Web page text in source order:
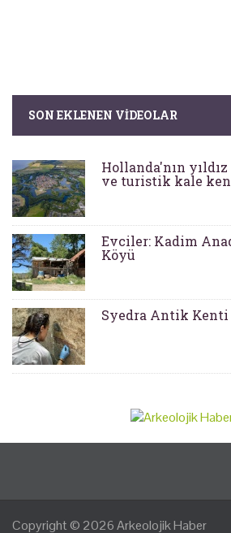
SON EKLENEN VIDEOLAR
Hollanda'nın
ve turistik kale
Evciler: Kadim
Köyü
Syedra Antik Kenti
Copyright © 2026Arkeolojik Haber